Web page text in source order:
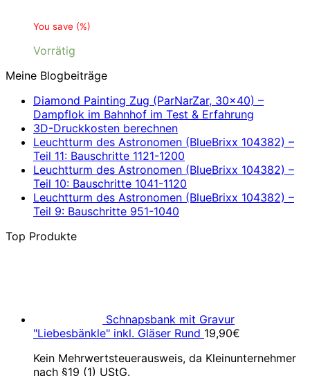
You save (%)
Vorrätig
Meine Blogbeiträge
Diamond Painting Zug (ParNarZar, 30×40) –
Dampflok im Bahnhof im Test & Erfahrung
3D-Druckkosten berechnen
Leuchtturm des Astronomen (BlueBrixx 104382) –
Teil 11: Bauschritte 1121-1200
Leuchtturm des Astronomen (BlueBrixx 104382) –
Teil 10: Bauschritte 1041-1120
Leuchtturm des Astronomen (BlueBrixx 104382) –
Teil 9: Bauschritte 951-1040
Top Produkte
Schnapsbank mit Gravur
"Liebesbänkle" inkl. Gläser Rund 19,90€
Kein Mehrwertsteuerausweis, da Kleinunternehmer
nach §19 (1) UStG.